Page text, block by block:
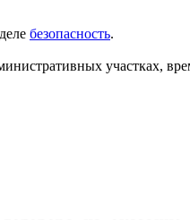
безопасность.
участках,